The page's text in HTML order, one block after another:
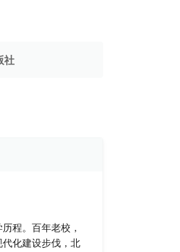
社
程。百年老校，
化建设步伐，北